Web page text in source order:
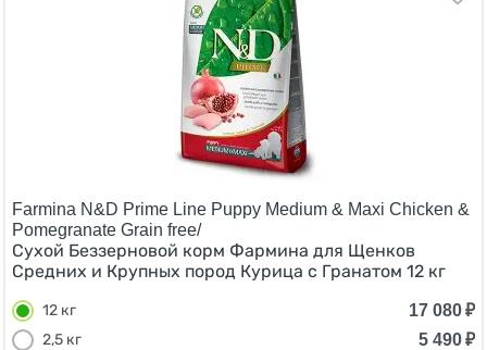
Farmina N&D Prime Line Puppy Medium & Maxi Chicken &
Pomegranate Grain free/
Сухой Беззерновой корм Фармина для Щенков
Средних и Крупных пород Курица с Гранатом 12 кг
12 кг 17 080₽
2,5 кг
5 490₽